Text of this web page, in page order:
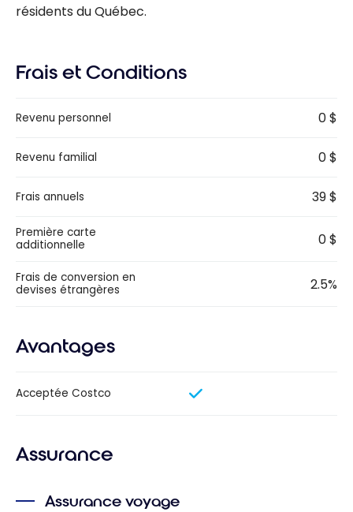
résidents du Québec.
Frais et Conditions
Revenu personnel 0 $
Revenu familial 0 $
Frais annuels 39 $
Première carte
additionnelle
0 $
Frais de conversion en
devises étrangères
2.5%
Avantages
Acceptée Costco
Assurance
Assurance voyage